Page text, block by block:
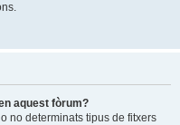
aquest fòrum?
no determinats tipus de fitxers